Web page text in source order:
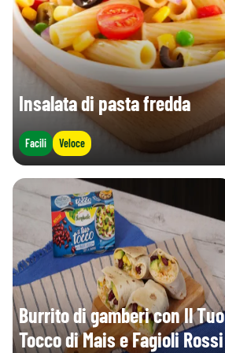
Insalata di pasta fredda
Facili Veloce
Burrito di gamberi con Il Tuo
Tocco di Mais e Fagioli Rossi